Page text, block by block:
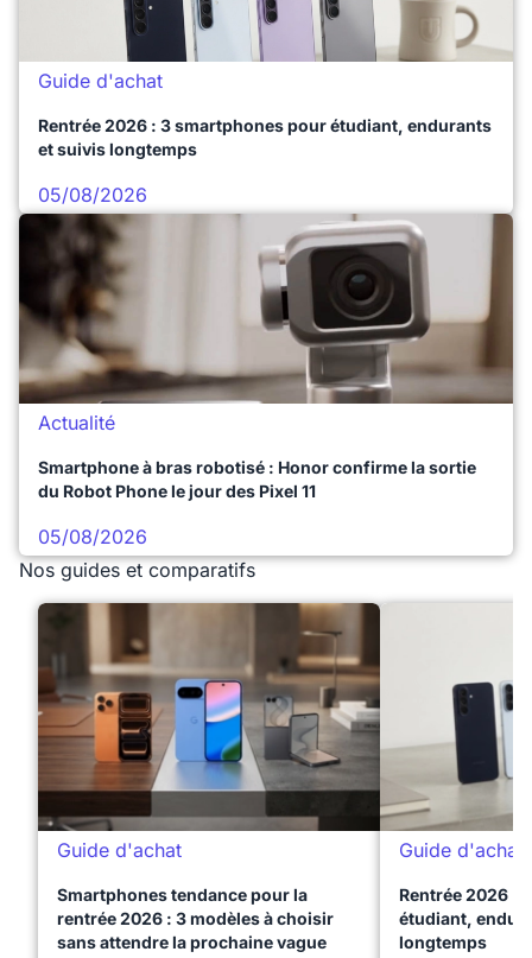
Guide d'achat
Rentrée 2026 : 3 smartphones pour étudiant, endurants
et suivis longtemps
05/08/2026
Actualité
Smartphone à bras robotisé : Honor confirme la sortie
du Robot Phone le jour des Pixel 11
05/08/2026
Nos guides et comparatifs
Guide d'achat
Smartphones tendance pour la
rentrée 2026 : 3 modèles à choisir
sans attendre la prochaine vague
Guide d'achat
Rentrée 2026 :
étudiant,
longtemps